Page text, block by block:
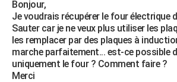
Mobiles
Meilleur smartphone
Internet
Ordinateurs
Jeux vidéo
Guide high-tech
+BRICOLAGE
Forum
Aménagement intérieur
Extérieur
Cuisine
Salle de bains
Jardinage
Rangement
WEEK-END
Guides de France
Escapades
Patrimoine
Expositions
Musées
Week-end nature
+LIFESTYLE
Bonjour,
Je voudrais récupérer le four électrique
Sauter car je ne veux plus utiliser les
les remplacer par des plaques à
marche parfaitement... est-ce possible
uniquement le four ? Comment faire ?
Merci